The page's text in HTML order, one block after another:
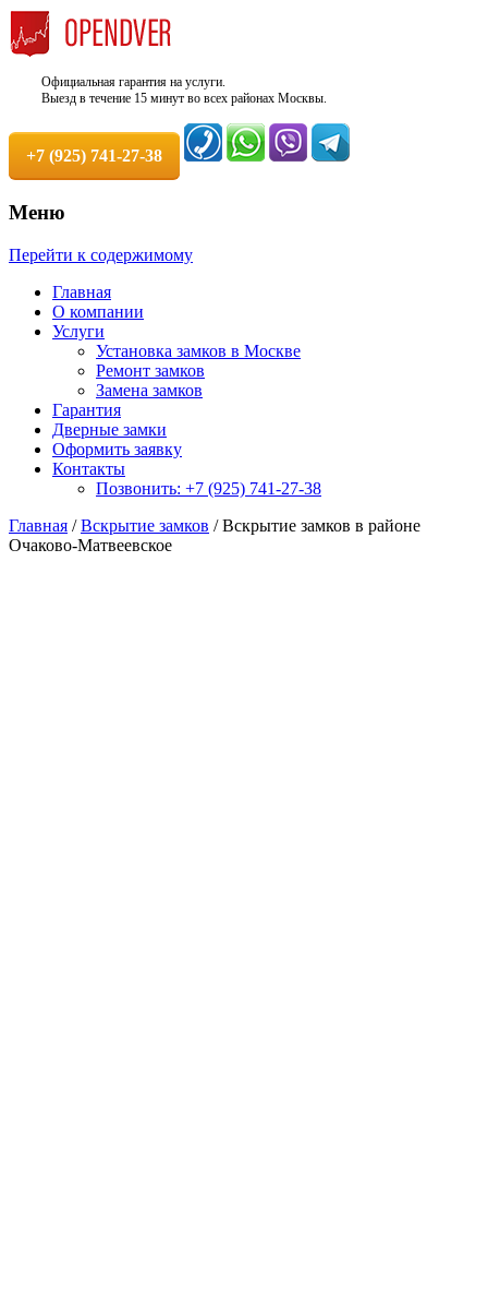
Официальная гарантия на услуги.
Выезд в течение 15 минут во всех районах Москвы.
+7 (925) 741-27-38
Служба вскрытия и ремонта
замков +7 (925) 741-27-38
Круглосуточно. 100% Гарантия!
Меню
Перейти к содержимому
Главная
О компании
Услуги
Установка замков в Москве
Ремонт замков
Замена замков
Гарантия
Дверные замки
Оформить заявку
Контакты
Позвонить: +7 (925) 741-27-38
Главная /Вскрытие замков / Вскрытие замков в районе
Очаково-Матвеевское